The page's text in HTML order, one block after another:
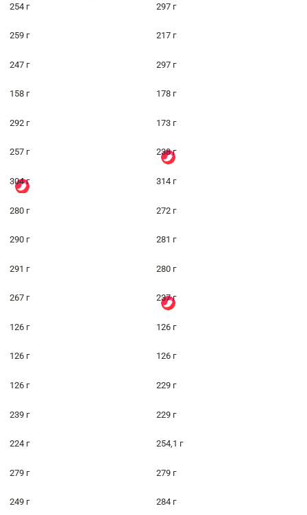
254 г 297 г
259 г 217 г
247 г 297 г
158 г 178 г
292 г 173 г
257 г 238 г
304 г 314 г
280 г 272 г
290 г 281 г
291 г 280 г
267 г 237 г
126 г 126 г
126 г 126 г
126 г 229 г
239 г 229 г
224 г 254,1 г
279 г 279 г
249 г 284 г